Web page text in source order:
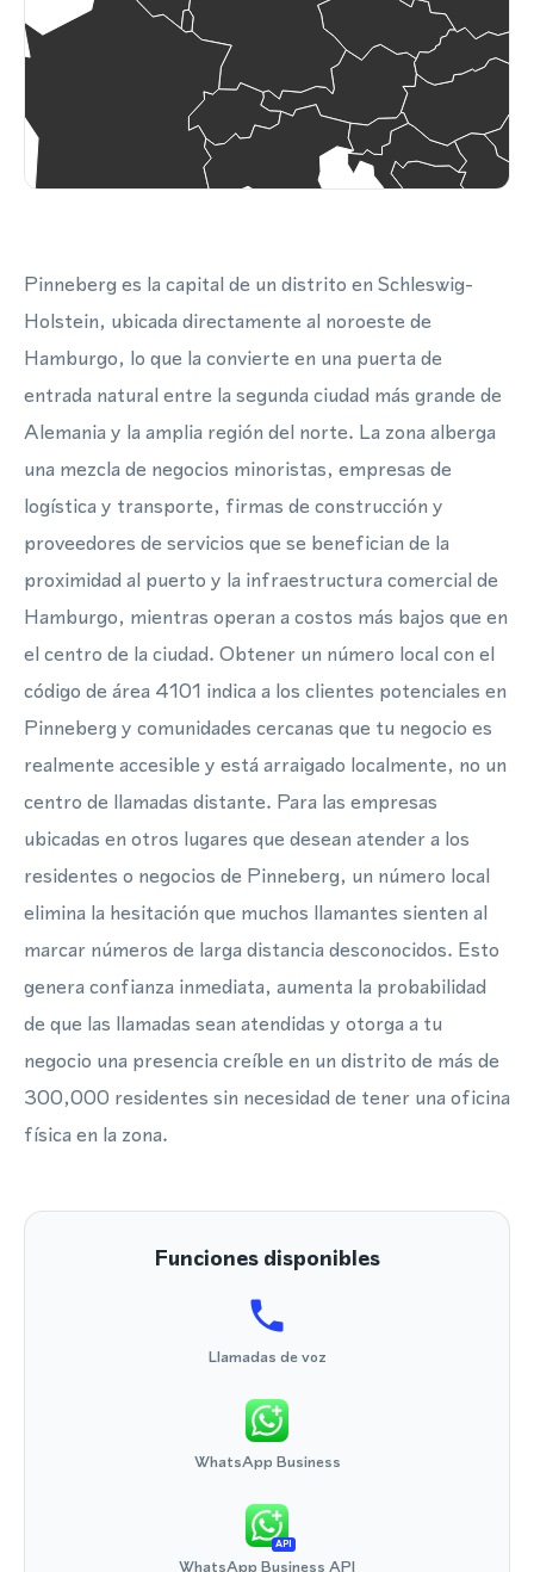
Pinneberg es la capital de un distrito en Schleswig-
Holstein, ubicada directamente al noroeste de
Hamburgo, lo que la convierte en una puerta de
entrada natural entre la segunda ciudad más grande de
Alemania y la amplia región del norte. La zona alberga
una mezcla de negocios minoristas, empresas de
logística y transporte, firmas de construcción y
proveedores de servicios que se benefician de la
proximidad al puerto y la infraestructura comercial de
Hamburgo, mientras operan a costos más bajos que en
el centro de la ciudad. Obtener un número local con el
código de área 4101 indica a los clientes potenciales en
Pinneberg y comunidades cercanas que tu negocio es
realmente accesible y está arraigado localmente, no un
centro de llamadas distante. Para las empresas
ubicadas en otros lugares que desean atender a los
residentes o negocios de Pinneberg, un número local
elimina la hesitación que muchos llamantes sienten al
marcar números de larga distancia desconocidos. Esto
genera confianza inmediata, aumenta la probabilidad
de que las llamadas sean atendidas y otorga a tu
negocio una presencia creíble en un distrito de más de
300,000 residentes sin necesidad de tener una oficina
física en la zona.
Funciones disponibles
Llamadas de voz
WhatsApp Business
API
WhatsApp Business API